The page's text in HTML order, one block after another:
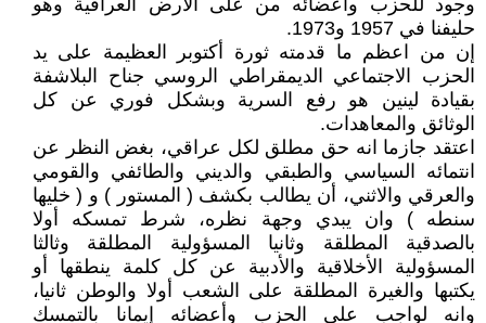
وجود للحزب وأعضائه من على الأرض العراقية وهو
حليفنا في 1957 و1973.
إن من اعظم ما قدمته ثورة أكتوبر العظيمة على يد
الحزب الاجتماعي الديمقراطي الروسي جناح البلاشفة
بقيادة لينين هو رفع السرية وبشكل فوري عن كل
الوثائق والمعاهدات.
اعتقد جازما انه حق مطلق لكل عراقي، بغض النظر عن
انتمائه السياسي والطبقي والديني والطائفي والقومي
والعرقي والاثني، أن يطالب بكشف ( المستور ) و ( خليها
سنطه ) وان يبدي وجهة نظره، شرط تمسكه أولا
بالصدقية المطلقة وثانيا المسؤولية المطلقة وثالثا
المسؤولية الأخلاقية والأدبية عن كل كلمة ينطقها أو
يكتبها والغيرة المطلقة على الشعب أولا والوطن ثانيا،
وانه لواجب على الحزب وأعضائه إيمانا بالتمسك